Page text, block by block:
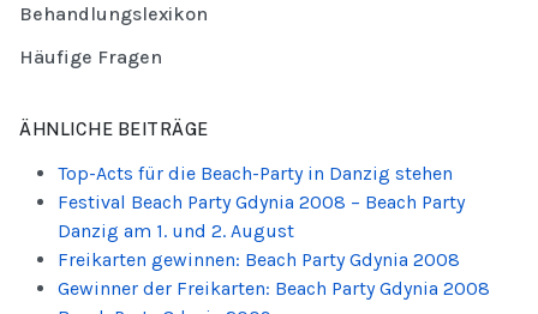
Behandlungslexikon
Häufige Fragen
ÄHNLICHE BEITRÄGE
Top-Acts für die Beach-Party in Danzig stehen
Festival Beach Party Gdynia 2008 – Beach Party
Danzig am 1. und 2. August
Freikarten gewinnen: Beach Party Gdynia 2008
Gewinner der Freikarten: Beach Party Gdynia 2008